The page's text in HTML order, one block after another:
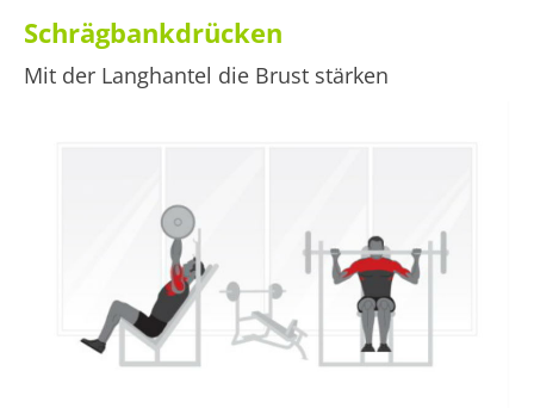
Schrägbankdrücken
Mit der Langhantel die Brust stärken